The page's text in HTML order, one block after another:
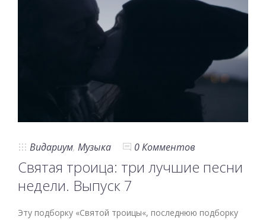
Видариум, Музыка 0 Комментов
Святая троица: три лучшие песни
недели. Выпуск 7
Эту подборку «Святой троицы«, последнюю подборку